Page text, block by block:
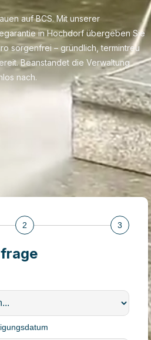
auf BCS. Mit unserer
in Hochdorf übergeben Sie
sorgenfrei – gründlich, termintreu
Beanstandet die Verwaltung
nach.
2 3